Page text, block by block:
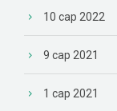
10 сар 2022
9 сар 2021
1 сар 2021